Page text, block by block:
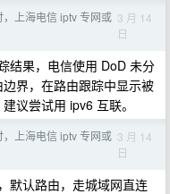
，上海电信 iptv 专网或 3 月 14
日
结果，电信使用 DoD 未分
界，在路由跟踪中显示被
议尝试用 ipv6 互联。
，上海电信 iptv 专网或 3 月 14
日
默认路由，走城域网直连